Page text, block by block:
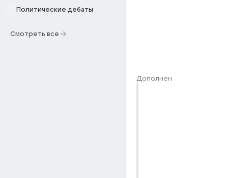
Политические дебаты
Смотреть все
Дополнен